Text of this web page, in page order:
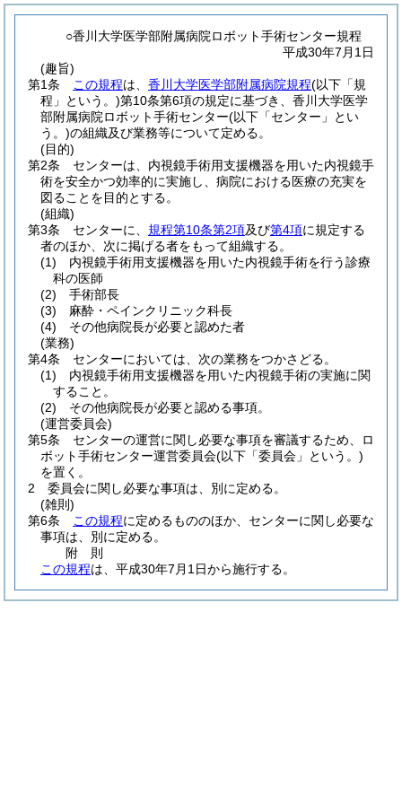
○香川大学医学部附属病院ロボット手術センター規程
平成30年7月1日
(趣旨)
第1条
この規程は、 香川大学医学部附属病院規程(以下「規
程」という。)第10条第6項の規定に基づき、香川大学医学
部附属病院ロボット手術センター(以下「センター」とい
う。)の組織及び業務等について定める。
(目的)
第2条
センターは、内視鏡手術用支援機器を用いた内視鏡手
術を安全かつ効率的に実施し、病院における医療の充実を
図ることを目的とする。
(組織)
第3条
センターに、 規程第10条第2項及び第4項に規定する
者のほか、次に掲げる者をもって組織する。
(1)
内視鏡手術用支援機器を用いた内視鏡手術を行う診療
科の医師
(2)
手術部長
(3)
麻酔・ペインクリニック科長
(4)
その他病院長が必要と認めた者
(業務)
第4条
センターにおいては、次の業務をつかさどる。
(1)
内視鏡手術用支援機器を用いた内視鏡手術の実施に関
すること。
(2)
その他病院長が必要と認める事項。
(運営委員会)
第5条
センターの運営に関し必要な事項を審議するため、ロ
ボット手術センター運営委員会(以下「委員会」という。)
を置く。
2
委員会に関し必要な事項は、別に定める。
(雑則)
第6条
この規程に定めるもののほか、センターに関し必要な
事項は、別に定める。
附 則
この規程は、平成30年7月1日から施行する。